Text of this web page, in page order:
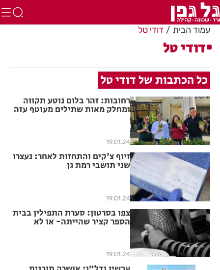
עמוד הבית דודי טל
דודי טל
כל הכתבות של דודי טל
רחובות: זהר בלום נוטע תקווה
ומחלק מאות שתילים מעוטף עזה
19.01.24
זיוף צ'קים והתחזות לאחר: נעצרו
שני תושבי רמת גן
19.01.24
צפו בסרטון: סערת התפילין בבית
הספר קציר שהייתה- או לא
19.01.24